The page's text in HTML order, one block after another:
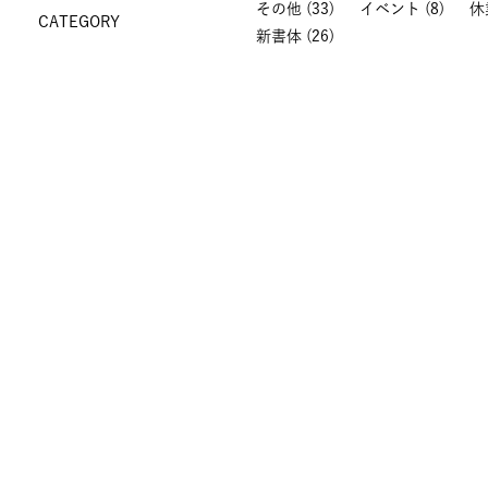
CATEGORY
その他 (33) イベント (8)
休
新書体 (26)